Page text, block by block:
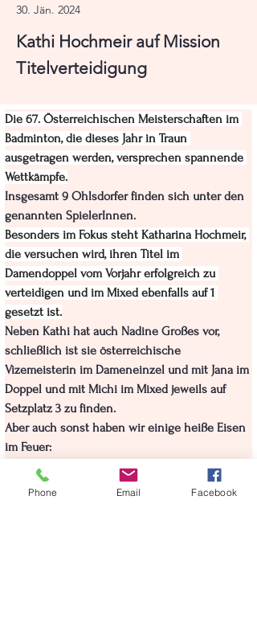
30. Jän. 2024
Kathi Hochmeir auf Mission
Titelverteidigung
Die 67. Österreichischen Meisterschaften im
Badminton, die dieses Jahr in Traun
ausgetragen werden, versprechen spannende
Wettkämpfe.
Insgesamt 9 Ohlsdorfer finden sich unter den
genannten SpielerInnen.
Besonders im Fokus steht Katharina Hochmeir,
die versuchen wird, ihren Titel im
Damendoppel vom Vorjahr erfolgreich zu
verteidigen und im Mixed ebenfalls auf 1
gesetzt ist.
Neben Kathi hat auch Nadine Großes vor,
schließlich ist sie österreichische
Vizemeisterin im Dameneinzel und mit Jana im
Doppel und mit Michi im Mixed jeweils auf
Setzplatz 3 zu finden.
Aber auch sonst haben wir einige heiße Eisen
im Feuer:
Weiters gute Chancen auf eine Medaille hat
Michi im Herreneinzel und im Herrendoppel
Phone Email Facebook